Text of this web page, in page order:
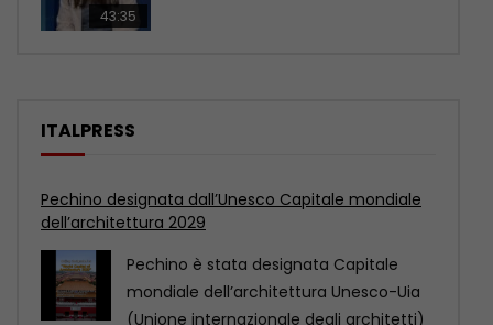
43:35
ITALPRESS
Cina: potenza manifatturiera del Paese offre
opportunità a livello globale
La Cina non è soltanto una potenza
manifatturiera, ma anche un
importante mercato di consumo.[...]